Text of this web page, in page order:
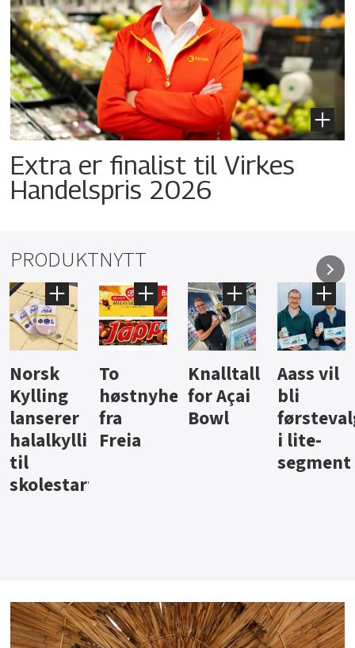
Extra er finalist til Virkes
Handelspris 2026
PRODUKTNYTT
Knalltall
for Açai
Bowl
Aass vil
bli
førstevalg
i lite-
Brus og
jus fra
Berentsen
Hard
iste fra
Hansa